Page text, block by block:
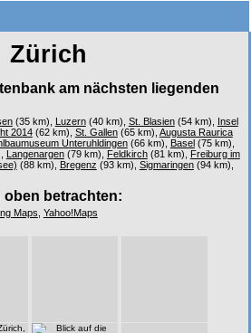
Zürich
am nächsten liegenden
(35 km), Luzern(40 km), St. Blasien(54 km),
Insel
2014(62 km), St. Gallen(65 km), Augusta Raurica
Unteruhldingen(66 km), Basel (75 km),
Langenargen(79 km), Feldkirch(81 km),
Freiburg im
(88 km), Bregenz (93 km), Sigmaringen(94 km),
oben betrachten:
Maps, Yahoo!Maps